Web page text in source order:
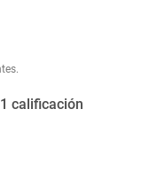
calificación